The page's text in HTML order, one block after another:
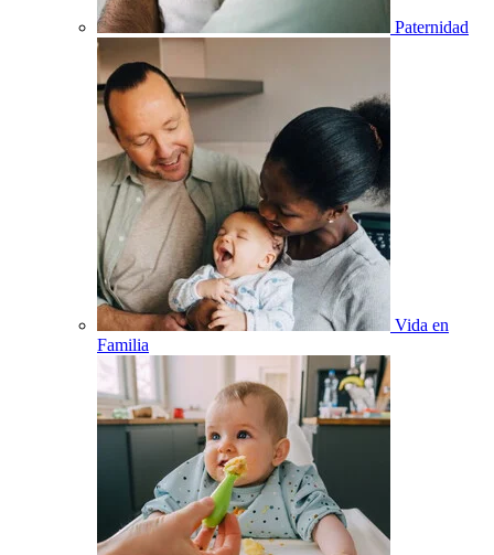
Paternidad
Vida en
Familia